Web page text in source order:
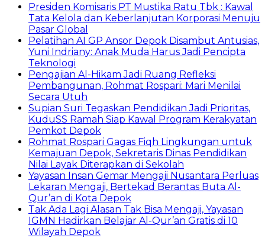
Presiden Komisaris PT Mustika Ratu Tbk : Kawal
Tata Kelola dan Keberlanjutan Korporasi Menuju
Pasar Global
Pelatihan AI GP Ansor Depok Disambut Antusias,
Yuni Indriany: Anak Muda Harus Jadi Pencipta
Teknologi
Pengajian Al-Hikam Jadi Ruang Refleksi
Pembangunan, Rohmat Rospari: Mari Menilai
Secara Utuh
Supian Suri Tegaskan Pendidikan Jadi Prioritas,
KuduSS Ramah Siap Kawal Program Kerakyatan
Pemkot Depok
Rohmat Rospari Gagas Fiqh Lingkungan untuk
Kemajuan Depok, Sekretaris Dinas Pendidikan
Nilai Layak Diterapkan di Sekolah
Yayasan Insan Gemar Mengaji Nusantara Perluas
Lekaran Mengaji, Bertekad Berantas Buta Al-
Qur’an di Kota Depok
Tak Ada Lagi Alasan Tak Bisa Mengaji, Yayasan
IGMN Hadirkan Belajar Al-Qur’an Gratis di 10
Wilayah Depok